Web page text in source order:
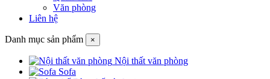
Văn phòng
Liên hệ
Danh mục sản phẩm ×
Nội thất văn phòng
Sofa